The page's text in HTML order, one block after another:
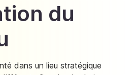
du
dans un lieu stratégique